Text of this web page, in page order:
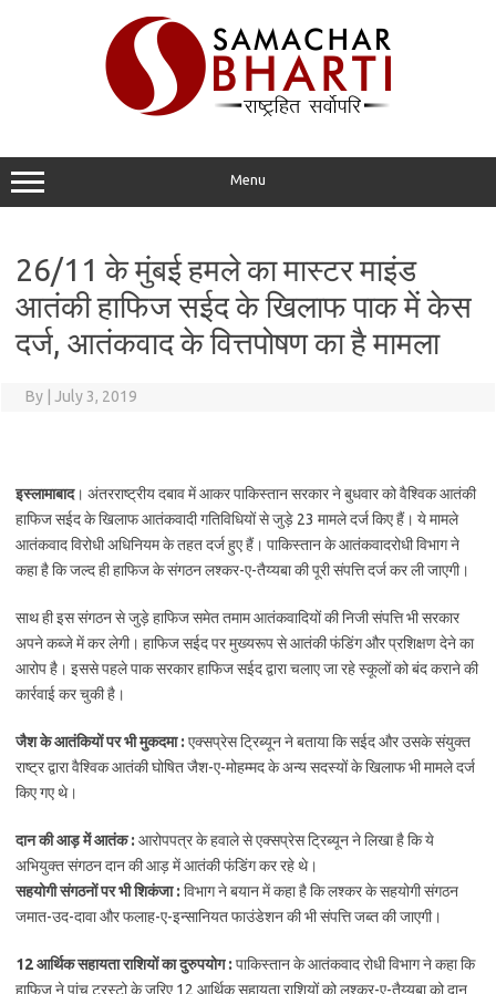
Menu
26/11 के मुंबई हमले का मास्टर माइंड
आतंकी हाफिज सईद के खिलाफ पाक में केस
दर्ज, आतंकवाद के वित्तपोषण का है मामला
By July 3, 2019
इस्लामाबाद। अंतरराष्ट्रीय दबाव में आकर पाकिस्तान सरकार ने बुधवार को वैश्विक आतंकी
हाफिज सईद के खिलाफ आतंकवादी गतिविधियों से जुड़े 23 मामले दर्ज किए हैं। ये मामले
आतंकवाद विरोधी अधिनियम के तहत दर्ज हुए हैं। पाकिस्तान के आतंकवादरोधी विभाग ने
कहा है कि जल्द ही हाफिज के संगठन लश्कर-ए-तैय्यबा की पूरी संपत्ति दर्ज कर ली जाएगी।
साथ ही इस संगठन से जुड़े हाफिज समेत तमाम आतंकवादियों की निजी संपत्ति भी सरकार
अपने कब्जे में कर लेगी। हाफिज सईद पर मुख्यरूप से आतंकी फंडिंग और प्रशिक्षण देने का
आरोप है। इससे पहले पाक सरकार हाफिज सईद द्वारा चलाए जा रहे स्कूलों को बंद कराने की
कार्रवाई कर चुकी है।
जैश के आतंकियों पर भी मुकदमा : एक्सप्रेस ट्रिब्यून ने बताया कि सईद और उसके संयुक्त
राष्ट्र द्वारा वैश्विक आतंकी घोषित जैश-ए-मोहम्मद के अन्य सदस्यों के खिलाफ भी मामले दर्ज
किए गए थे।
दान की आड़ में आतंक : आरोपपत्र के हवाले से एक्सप्रेस ट्रिब्यून ने लिखा है कि ये
अभियुक्त संगठन दान की आड़ में आतंकी फंडिंग कर रहे थे।
सहयोगी संगठनों पर भी शिकंजा : विभाग ने बयान में कहा है कि लश्कर के सहयोगी संगठन
जमात-उद-दावा और फलाह-ए-इन्सानियत फाउंडेशन की भी संपत्ति जब्त की जाएगी।
12 आर्थिक सहायता राशियों का दुरुपयोग : पाकिस्तान के आतंकवाद रोधी विभाग ने कहा कि
हाफिज ने पांच ट्रस्टो के जरिए 12 आर्थिक सहायता राशियों को लश्कर-ए-तैय्यबा को दान